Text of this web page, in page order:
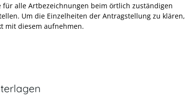
für alle Artbezeichnungen beim örtlich zuständigen
Um die Einzelheiten der Antragstellung zu klären,
mit diesem aufnehmen.